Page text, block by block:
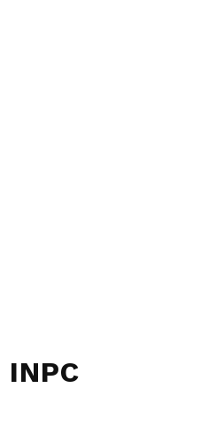
INPC